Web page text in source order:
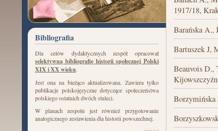
1917/18,
Barańska
Bartuszek J,
Beauvois D.,
Borzymińska
Bibliografia
Dla celów dydaktycznych zespół opracował
selektywną bibliografię historii społecznej Polski
XIX i XX wieku.
Jest ona na bieżąco aktualizowana. Zawiera tylko
publikacje polskojęzyczne dotyczące społeczeństwa
polskiego ostatnich dwóch stuleci.
W planach zespołu jest również przygotowanie
analogicznego zestawienia dla historii powszechnej.